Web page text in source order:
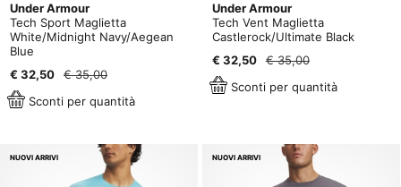
Under Armour
Tech Sport Maglietta
White/Midnight Navy/Aegean
Blue
€ 32,50
€ 35,00
Sconti per quantità
Under Armour
Tech Vent Maglietta
Castlerock/Ultimate Black
€ 32,50
€ 35,00
Sconti per quantità
NUOVI ARRIVI NUOVI ARRIVI